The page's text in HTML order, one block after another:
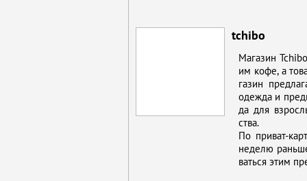
tchibo
Ма­га­зин
им ко­фе, а
га­зин
одеж­да и
да для
ства.
По при­ват-
неде­лю
вать­ся этим